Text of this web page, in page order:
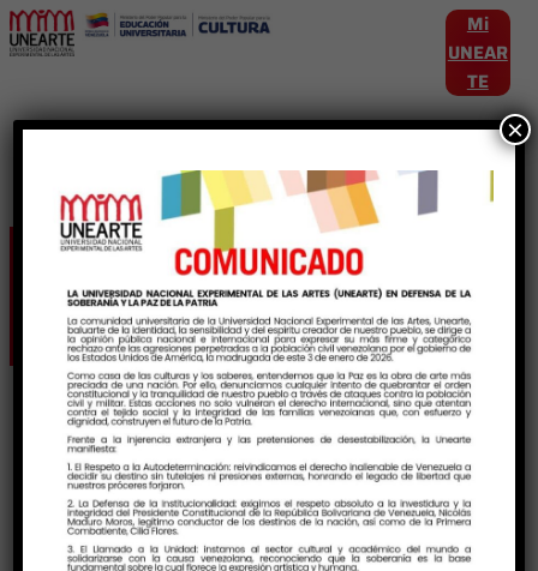
Mi
UNEAR
TE
Etiqueta:EspacioaCalidos
×